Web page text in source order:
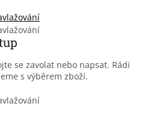
se zavolat nebo napsat. Rádi
s výběrem zboží.